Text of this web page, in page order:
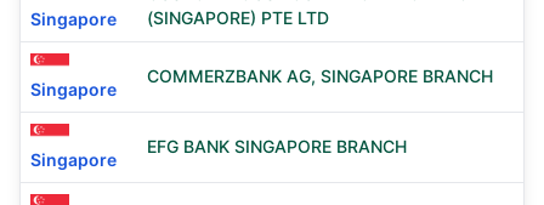
Singapore
(SINGAPORE) PTE LTD
Singapore
COMMERZBANK AG, SINGAPORE BRANCH
Singapore
EFG BANK SINGAPORE BRANCH